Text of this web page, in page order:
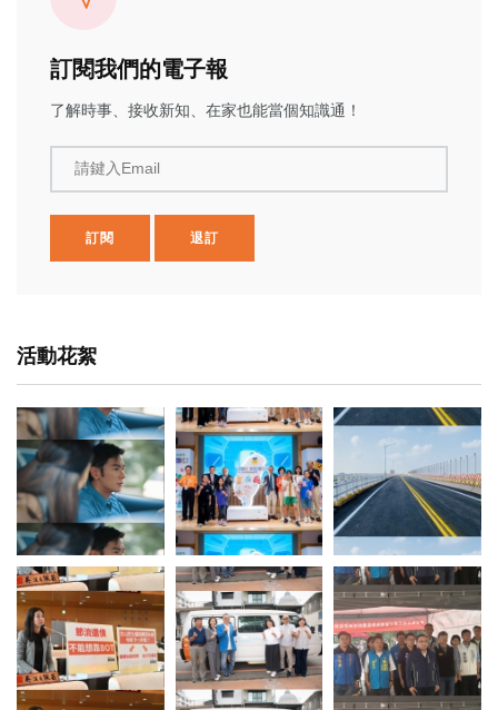
訂閱我們的電子報
了解時事、接收新知、在家也能當個知識通！
請鍵入Email
訂閱 退訂
活動花絮